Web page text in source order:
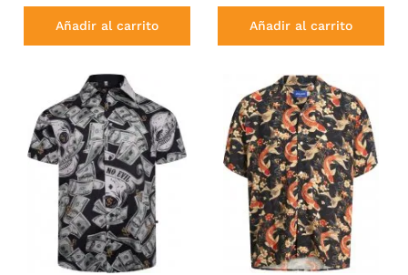
Añadir al carrito Añadir al carrito